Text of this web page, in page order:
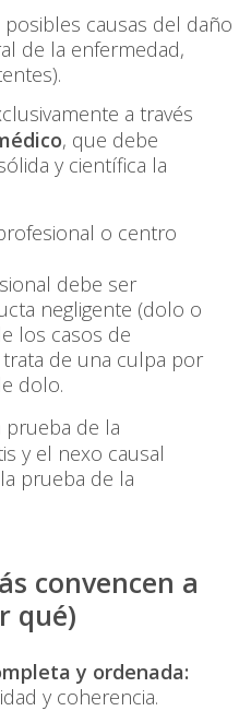
causas del daño
de la enfermedad,
a través
, que debe
y científica la
o centro
debe ser
negligente (dolo o
los casos de
trata de una culpa por
dolo.
prueba de la
y el nexo causal
prueba de la
convencen a
qué)
y ordenada:
y coherencia.